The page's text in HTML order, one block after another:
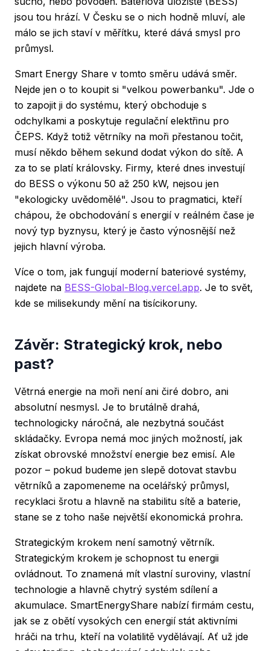
jsou tou hrází. V Česku se o nich hodně mluví, ale
málo se jich staví v měřítku, které dává smysl pro
průmysl.
Smart Energy Share v tomto směru udává směr.
Nejde jen o to koupit si "velkou powerbanku". Jde o
to zapojit ji do systému, který obchoduje s
odchylkami a poskytuje regulační elektřinu pro
ČEPS. Když totiž větrníky na moři přestanou točit,
musí někdo během sekund dodat výkon do sítě. A
za to se platí královsky. Firmy, které dnes investují
do BESS o výkonu 50 až 250 kW, nejsou jen
"ekologicky uvědomělé". Jsou to pragmatici, kteří
chápou, že obchodování s energií v reálném čase je
nový typ byznysu, který je často výnosnější než
jejich hlavní výroba.
Více o tom, jak fungují moderní bateriové systémy,
najdete na BESS-Global-Blog.vercel.app. Je to svět,
kde se milisekundy mění na tisícikoruny.
Závěr: Strategický krok, nebo
past?
Větrná energie na moři není ani čiré dobro, ani
absolutní nesmysl. Je to brutálně drahá,
technologicky náročná, ale nezbytná součást
skládačky. Evropa nemá moc jiných možností, jak
získat obrovské množství energie bez emisí. Ale
pozor – pokud budeme jen slepě dotovat stavbu
větrníků a zapomeneme na ocelářský průmysl,
recyklaci šrotu a hlavně na stabilitu sítě a baterie,
stane se z toho naše největší ekonomická prohra.
Strategickým krokem není samotný větrník.
Strategickým krokem je schopnost tu energii
ovládnout. To znamená mít vlastní suroviny, vlastní
technologie a hlavně chytrý systém sdílení a
akumulace. SmartEnergyShare nabízí firmám cestu,
jak se z obětí vysokých cen energií stát aktivními
hráči na trhu, kteří na volatilitě vydělávají. Ať už jde